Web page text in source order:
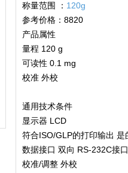
称量范围 ： 120g
参考价格：8820
产品属性
量程 120 g
可读性 0.1 mg
校准 外校
通用技术条件
显示器 LCD
符合ISO/GLP的打印输出
数据接口 双向 RS-232C接口
校准/调整 外校